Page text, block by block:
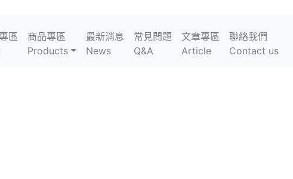
區
商品專區
Products
最新消息
News
常見問題
Q&A
文章專區
Article
聯絡我們
Contact us